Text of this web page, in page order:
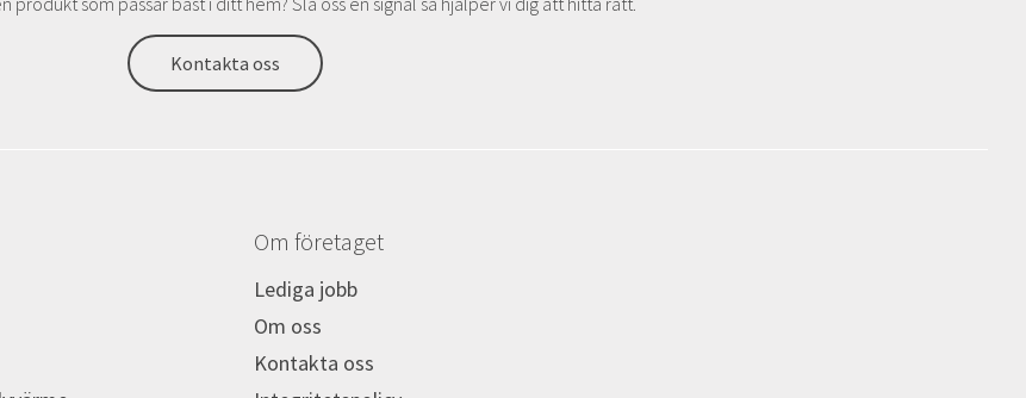
Kontakta oss
Om företaget
Lediga jobb
Om oss
Kontakta oss